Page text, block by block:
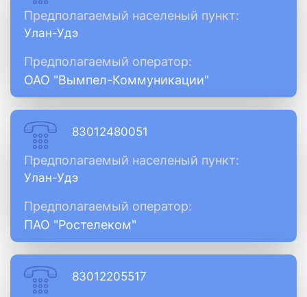
Предполагаемый населеный пункт:
Улан-Удэ
Предполагаемый оператор:
ОАО "Вымпел-Коммуникации"
83012480051
Предполагаемый населеный пункт:
Улан-Удэ
Предполагаемый оператор:
ПАО "Ростелеком"
83012205517